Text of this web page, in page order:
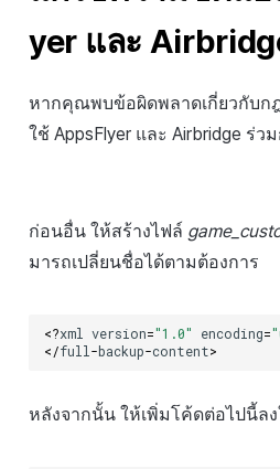
yer และ
หากคุณพบข้อผิดพลาดเกี่ยวกับก
ใช้ AppsFlyer และ Airbridge ร่
ก่อนอื่น ให้สร้างไฟล์
มารถเปลี่ยนชื่อได้ตามต้องการ
<?xml version="1.0" encoding=
</full-backup-content>
หลังจากนั้น ให้เพิ่มโค้ดต่อไปนี้ล